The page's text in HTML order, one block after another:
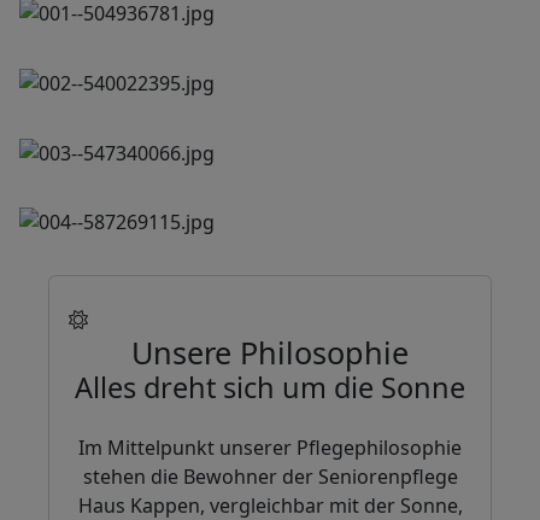
Unsere Philosophie
Alles dreht sich um die Sonne
Im Mittelpunkt unserer Pflegephilosophie
stehen die Bewohner der Seniorenpflege
Haus Kappen, vergleichbar mit der Sonne,